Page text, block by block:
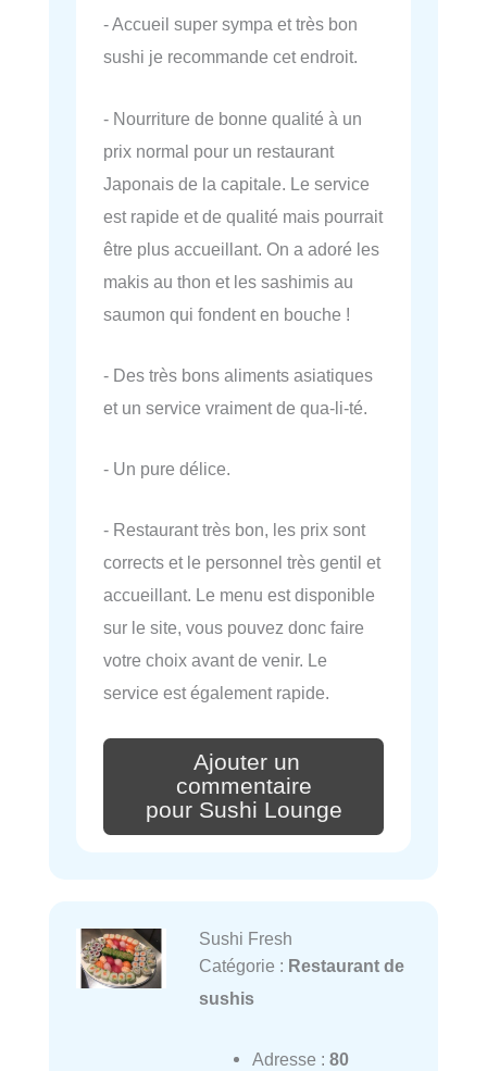
- Accueil super sympa et très bon
sushi je recommande cet endroit.
- Nourriture de bonne qualité à un
prix normal pour un restaurant
Japonais de la capitale. Le service
est rapide et de qualité mais pourrait
être plus accueillant. On a adoré les
makis au thon et les sashimis au
saumon qui fondent en bouche !
- Des très bons aliments asiatiques
et un service vraiment de qua-li-té.
- Un pure délice.
- Restaurant très bon, les prix sont
corrects et le personnel très gentil et
accueillant. Le menu est disponible
sur le site, vous pouvez donc faire
votre choix avant de venir. Le
service est également rapide.
Ajouter un
commentaire
pour Sushi Lounge
Sushi Fresh
Catégorie : Restaurant de
sushis
Adresse : 80